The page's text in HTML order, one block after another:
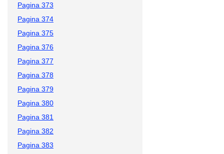
Pagina 373
Pagina 374
Pagina 375
Pagina 376
Pagina 377
Pagina 378
Pagina 379
Pagina 380
Pagina 381
Pagina 382
Pagina 383